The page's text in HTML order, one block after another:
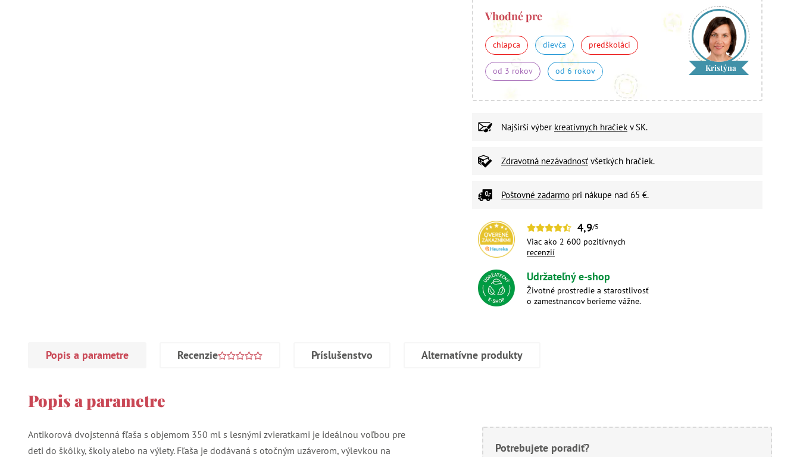
Vhodné pre
chlapca dievča predškoláci
od 3 rokov od 6 rokov Kristýna
Najširší výber kreatívnych hračiek v SK.
Zdravotná nezávadnosť všetkých hračiek.
Poštovné zadarmo pri nákupe nad 65 €.
4,9/5
Viac ako 2 600 pozitívnych
recenzií
Udržateľný e-shop
Životné prostredie a starostlivosť
o zamestnancov berieme vážne.
Popis a parametre Recenzie Príslušenstvo Alternatívne produkty
Popis a parametre
Antikorová dvojstenná fľaša s objemom 350 ml s lesnými zvieratkami je ideálnou voľbou pre
deti do škôlky, školy alebo na výlety. Fľaša je dodávaná s otočným uzáverom, výlevkou na
Potrebujete poradiť?